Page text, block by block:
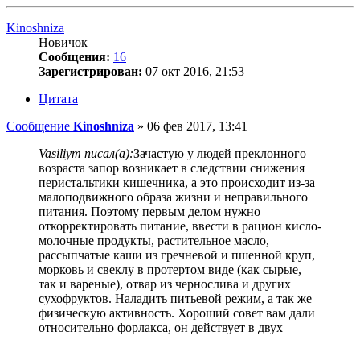
Kinoshniza
Новичок
Сообщения: 16
Зарегистрирован: 07 окт 2016, 21:53
Цитата
Сообщение Kinoshniza » 06 фев 2017, 13:41
Vasiliym писал(а):Зачастую у людей преклонного
возраста запор возникает в следствии снижения
перистальтики кишечника, а это происходит из-за
малоподвижного образа жизни и неправильного
питания. Поэтому первым делом нужно
откорректировать питание, ввести в рацион кисло-
молочные продукты, растительное масло,
рассыпчатые каши из гречневой и пшенной круп,
морковь и свеклу в протертом виде (как сырые,
так и вареные), отвар из чернослива и других
сухофруктов. Наладить питьевой режим, а так же
физическую активность. Хороший совет вам дали
относительно форлакса, он действует в двух